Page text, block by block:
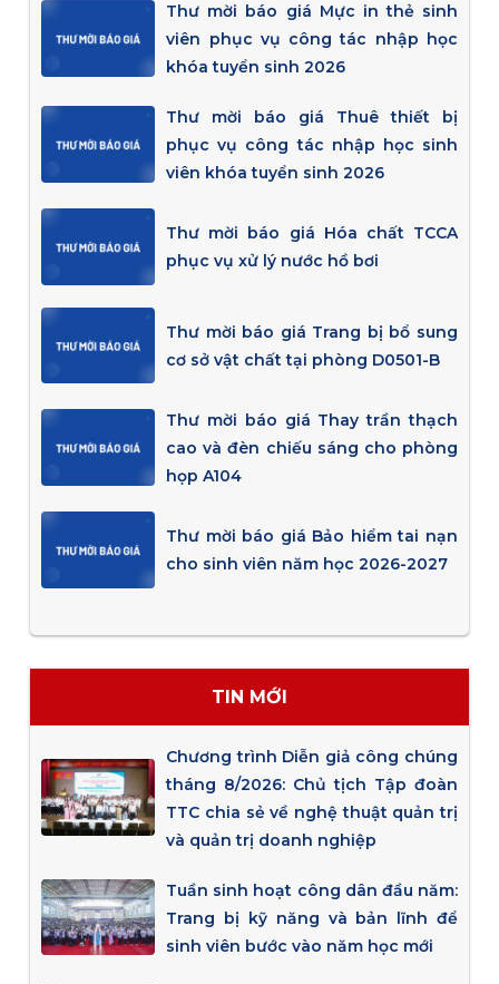
Thư mời báo giá Mực in thẻ sinh
viên phục vụ công tác nhập học
khóa tuyển sinh 2026
Thư mời báo giá Thuê thiết bị
phục vụ công tác nhập học sinh
viên khóa tuyển sinh 2026
Thư mời báo giá Hóa chất TCCA
phục vụ xử lý nước hồ bơi
Thư mời báo giá Trang bị bổ sung
cơ sở vật chất tại phòng D0501-B
Thư mời báo giá Thay trần thạch
cao và đèn chiếu sáng cho phòng
họp A104
Thư mời báo giá Bảo hiểm tai nạn
cho sinh viên năm học 2026-2027
TIN MỚI
Chương trình Diễn giả công chúng
tháng 8/2026: Chủ tịch Tập đoàn
TTC chia sẻ về nghệ thuật quản trị
và quản trị doanh nghiệp
Tuần sinh hoạt công dân đầu năm:
Trang bị kỹ năng và bản lĩnh để
sinh viên bước vào năm học mới